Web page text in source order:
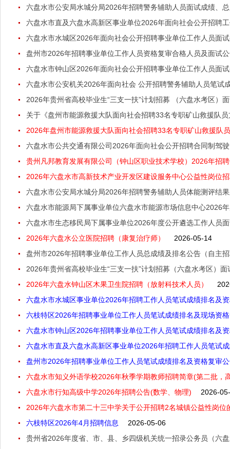
六盘水市公安局水城分局2026年招聘警务辅助人员面试成绩、
六盘水市直及六盘水高新区事业单位2026年面向社会公开招聘
六盘水市水城区2026年面向社会公开招聘事业单位工作人员面
盘州市2026年招聘事业单位工作人员资格复审合格人员及面试
六盘水市钟山区2026年面向社会公开招聘事业单位工作人员面
六盘水市公安机关2026年面向社会 公开招聘警务辅助人员笔试
2026年贵州省高校毕业生“三支一扶”计划招募 （六盘水考区）
关于《盘州市能源救援大队面向社会招聘33名专职矿山救援队
2026年盘州市能源救援大队面向社会招聘33名专职矿山救援队
六盘水市公共交通有限公司2026年面向社会公开招聘合同制驾
贵州凡邦教育发展有限公司（钟山区职业技术学校）2026年招
2026年六盘水市高新技术产业开发区建设服务中心公益性岗位
六盘水市公安局水城分局2026年招聘警务辅助人员体能测评结
六盘水市能源局下属事业单位六盘水市能源市场信息中心2026
六盘水市生态移民局下属事业单位2026年度公开遴选工作人员
2026年六盘水公立医院招聘（康复治疗师）
2026-05-14
盘州市2026年招聘事业单位工作人员总成绩及排名公告（自主
2026年贵州省高校毕业生“三支一扶”计划招募（六盘水考区）面
2026年六盘水钟山区木果卫生院招聘（放射科技术人员）
六盘水市水城区事业单位2026年招聘工作人员笔试成绩排名及
六枝特区2026年招聘事业单位工作人员笔试成绩排名及现场资
六盘水市钟山区2026年招聘事业单位工作人员笔试成绩排名及
六盘水市直及六盘水高新区事业单位2026年招聘工作人员笔试
盘州市2026年招聘事业单位工作人员笔试成绩排名及资格复审
六盘水市知义外语学校2026年秋季学期教师招聘简章(第二批，
六盘水市行知高级中学2026年招聘公告(数学、物理)
2026-
2026年六盘水市第二十三中学关于公开招聘2名城镇公益性岗
六枝特区2026年4月招聘信息
2026-05-06
贵州省2026年度省、市、县、乡四级机关统一招录公务员（六